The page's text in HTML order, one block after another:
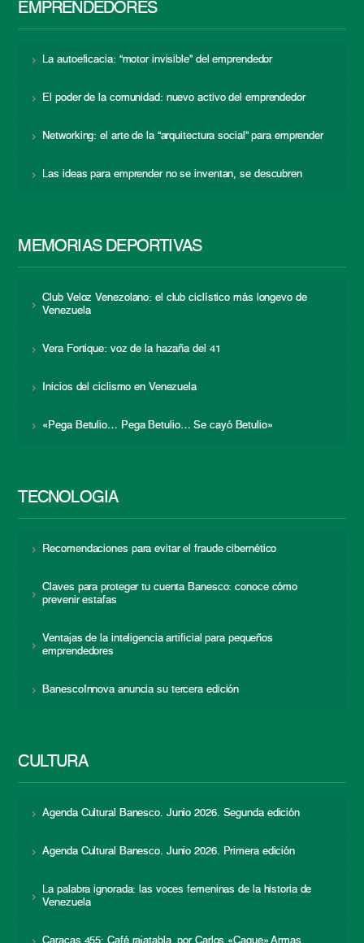
EMPRENDEDORES
La autoeficacia: “motor invisible” del emprendedor
El poder de la comunidad: nuevo activo del emprendedor
Networking: el arte de la “arquitectura social” para emprender
Las ideas para emprender no se inventan, se descubren
MEMORIAS DEPORTIVAS
Club Veloz Venezolano: el club ciclístico más longevo de
Venezuela
Vera Fortique: voz de la hazaña del 41
Inicios del ciclismo en Venezuela
«Pega Betulio… Pega Betulio… Se cayó Betulio»
TECNOLOGÍA
Recomendaciones para evitar el fraude cibernético
Claves para proteger tu cuenta Banesco: conoce cómo
prevenir estafas
Ventajas de la inteligencia artificial para pequeños
emprendedores
BanescoInnova anuncia su tercera edición
CULTURA
Agenda Cultural Banesco. Junio 2026. Segunda edición
Agenda Cultural Banesco. Junio 2026. Primera edición
La palabra ignorada: las voces femeninas de la historia de
Venezuela